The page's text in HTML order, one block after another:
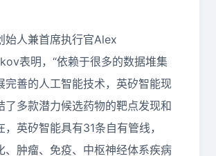
始人兼首席执行官Alex
表明，“依赖于很多的数据堆集
完善的人工智能技术，英矽智能现
了多款潜力候选药物的靶点发现和
，英矽智能具有31条自有管线，
、肿瘤、免疫、中枢神经体系疾病